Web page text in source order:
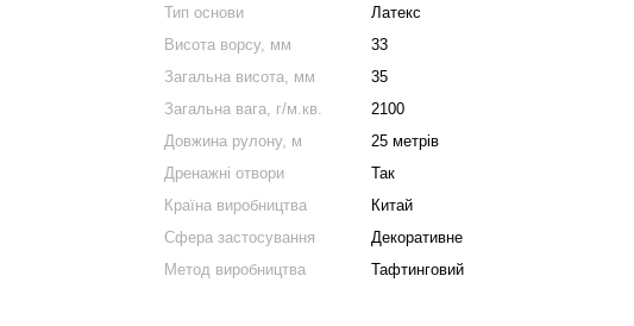
Тип основи
Латекс
Висота ворсу, мм
33
Загальна висота, мм
35
Загальна вага, г/м.кв.
2100
Довжина рулону, м
25 метрів
Дренажні отвори
Так
Країна виробництва
Китай
Сфера застосування
Декоративне
Метод виробництва
Тафтинговий